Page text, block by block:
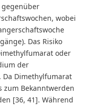
gegenüber
wobei
Das Risiko
oder
der
Da Dimethylfumarat
zum Bekanntwerden
[36, 41]. Während